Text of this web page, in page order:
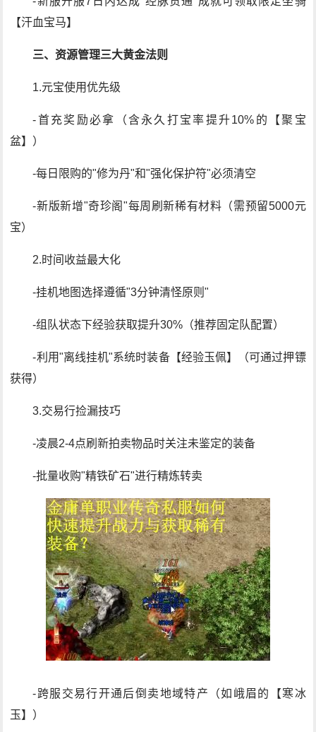
【汗血宝马】
三、资源管理三大黄金法则
1.元宝使用优先级
-首充奖励必拿（含永久打宝率提升10%的【聚宝
盆】）
-每日限购的"修为丹"和"强化保护符"必须清空
-新版新增"奇珍阁"每周刷新稀有材料（需预留5000元
宝）
2.时间收益最大化
-挂机地图选择遵循"3分钟清怪原则"
-组队状态下经验获取提升30%（推荐固定队配置）
-利用"离线挂机"系统时装备【经验玉佩】（可通过押镖
获得）
3.交易行捡漏技巧
-凌晨2-4点刷新拍卖物品时关注未鉴定的装备
-批量收购"精铁矿石"进行精炼转卖
-跨服交易行开通后倒卖地域特产（如峨眉的【寒冰
玉】）